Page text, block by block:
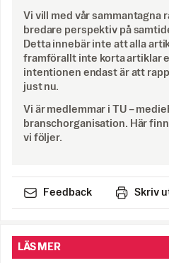
Vi vill med vår sammantagna
bredare perspektiv på
Detta innebär inte att alla
framförallt inte korta artiklar
intentionen endast är att
just nu.
Vi är medlemmar i TU –
branschorganisation. Här
vi följer.
Feedback Skriv
LÄS MER